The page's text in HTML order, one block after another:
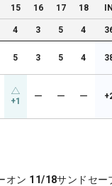
15 16 17 18
4 3 5 4
5 3 5 4
+1 ー ー ー
オン 11/18サンドセー